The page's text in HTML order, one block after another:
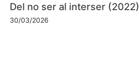
Del no ser al interser (2022)
30/03/2026